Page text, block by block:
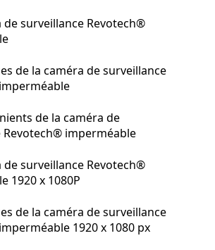
de surveillance Revotech®
de la caméra de surveillance
de la caméra de
Revotech® imperméable
de surveillance Revotech®
1920 x 1080P
de la caméra de surveillance
1920 x 1080 px